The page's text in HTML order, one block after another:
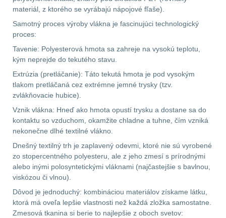
Lovecké
svítilny
Nabíjacie
baterky
Svietidlá
s
Svietidlá
CRI≥90
Laserové
Přepravne tašky na
zbraně39
Hydratační vaky10
Pouzdra a Kapsy 614
Organizéry109
Na opasek136
Na láhev43
Na zasobniky
Odhazováky39
materiál, z ktorého se vyrábajú nápojové fľaše).
Samotný proces výroby vlákna je fascinujúci technologický
proces:
Tavenie: Polyesterová hmota sa zahreje na vysokú teplotu,
kým neprejde do tekutého stavu.
Extrúzia (pretláčanie): Táto tekutá hmota je pod vysokým
tlakom pretláčaná cez extrémne jemné trysky (tzv.
zvlákňovacie hubice).
Vznik vlákna: Hneď ako hmota opustí trysku a dostane sa do
kontaktu so vzduchom, okamžite chladne a tuhne, čím vzniká
nekonečne dlhé textilné vlákno.
Dnešný textilný trh je zaplavený odevmi, ktoré nie sú vyrobené
zo stopercentného polyesteru, ale z jeho zmesí s prírodnými
alebo inými polosyntetickými vláknami (najčastejšie s bavlnou,
viskózou či vlnou).
Dôvod je jednoduchý: kombináciou materiálov získame látku,
ktorá má oveľa lepšie vlastnosti než každá zložka samostatne.
Zmesová tkanina si berie to najlepšie z oboch svetov: